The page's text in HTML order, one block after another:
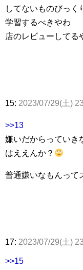
してないものびっく
学習するべきやわ
店のレビューしてる
15: 2023/07/29(土)
>>13
嫌いだからっていき
はええんか？
普通嫌いなもんって
17: 2023/07/29(土)
>>15